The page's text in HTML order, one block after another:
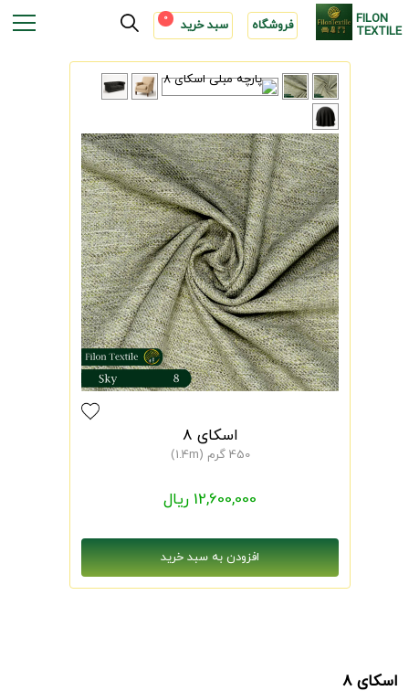
FILON
TEXTILE فروشگاه سبد خرید 0
اسکای 8
450 گرم (1.4m)
12,600,000 ریال
اسکای 8